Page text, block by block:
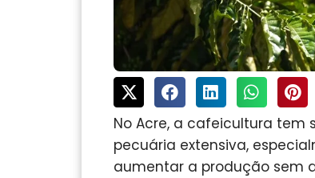
No Acre, a cafeicultura
pecuária extensiva,
aumentar a produção sem